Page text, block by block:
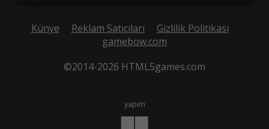
Künye Reklam Satıcıları
Gizlilik Politikası
gamebow.com
©2014-2026 HTML5games.com
yapım